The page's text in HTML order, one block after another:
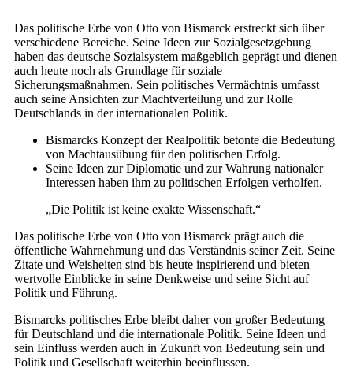
Das politische Erbe von Otto von Bismarck erstreckt sich über
verschiedene Bereiche. Seine Ideen zur Sozialgesetzgebung
haben das deutsche Sozialsystem maßgeblich geprägt und dienen
auch heute noch als Grundlage für soziale
Sicherungsmaßnahmen. Sein politisches Vermächtnis umfasst
auch seine Ansichten zur Machtverteilung und zur Rolle
Deutschlands in der internationalen Politik.
Bismarcks Konzept der Realpolitik betonte die Bedeutung
von Machtausübung für den politischen Erfolg.
Seine Ideen zur Diplomatie und zur Wahrung nationaler
Interessen haben ihm zu politischen Erfolgen verholfen.
„Die Politik ist keine exakte Wissenschaft.“
Das politische Erbe von Otto von Bismarck prägt auch die
öffentliche Wahrnehmung und das Verständnis seiner Zeit. Seine
Zitate und Weisheiten sind bis heute inspirierend und bieten
wertvolle Einblicke in seine Denkweise und seine Sicht auf
Politik und Führung.
Bismarcks politisches Erbe bleibt daher von großer Bedeutung
für Deutschland und die internationale Politik. Seine Ideen und
sein Einfluss werden auch in Zukunft von Bedeutung sein und
Politik und Gesellschaft weiterhin beeinflussen.